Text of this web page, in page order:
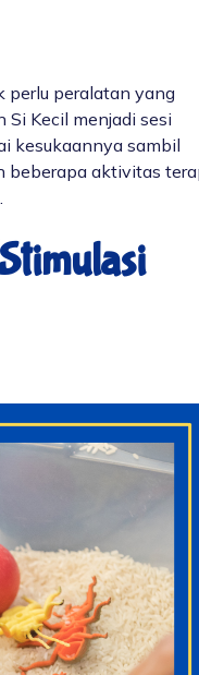
perlu peralatan yang
Kecil menjadi sesi
kesukaannya sambil
beberapa aktivitas